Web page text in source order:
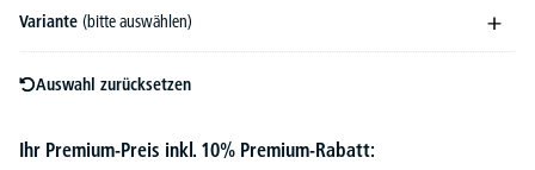
Variante (bitte auswählen)
Auswahl zurücksetzen
Ihr Premium-Preis inkl. 10% Premium-Rabatt: